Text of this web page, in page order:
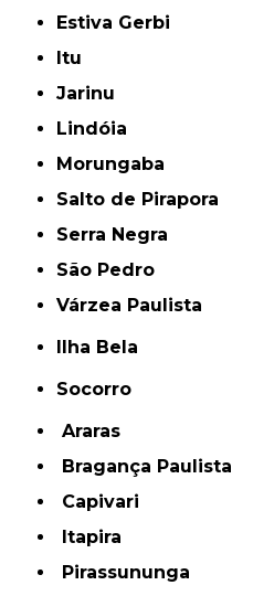
Estiva Gerbi
Itu
Jarinu
Lindóia
Morungaba
Salto de Pirapora
Serra Negra
São Pedro
Várzea Paulista
Ilha Bela
Socorro
Araras
Bragança Paulista
Capivari
Itapira
Pirassununga